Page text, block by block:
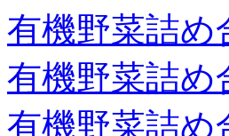
有機野菜詰め
有機野菜詰め
有機野菜詰め